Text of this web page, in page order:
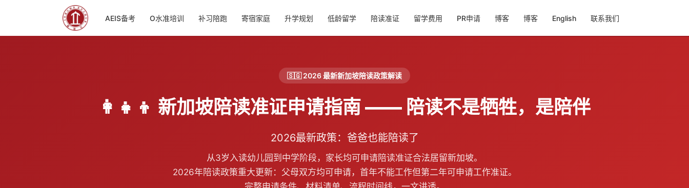
AEIS备考 O水准培训 补习陪跑 寄宿家庭 升学规划 低龄留学 陪读准证 留学费用 PR申请 博客 博客 English 联系我们
🇸🇬 2026 最新新加坡陪读政策解读
👩‍👧‍👦 新加坡陪读准证申请指南 —— 陪读不是牺牲，是陪伴
2026最新政策：爸爸也能陪读了
从3岁入读幼儿园到中学阶段，家长均可申请陪读准证合法居留新加坡。
2026年陪读政策重大更新：父母双方均可申请，首年不能工作但第二年可申请工作准证。